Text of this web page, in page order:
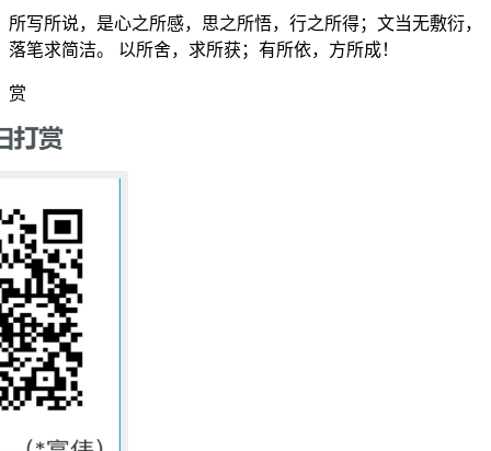
所写所说，是心之所感，思之所悟，行之所得；文当无敷衍，
落笔求简洁。 以所舍，求所获；有所依，方所成！
赏